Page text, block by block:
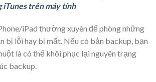
iTunes trên máy tính
iPad thường xuyên để phòng những
bị lỗi hay bị mất. Nếu có bản backup, bạn
là có thể khôi phục lại nguyên trạng
backup.